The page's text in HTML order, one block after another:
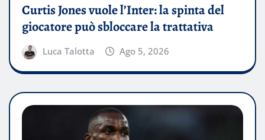
Curtis Jones vuole l’Inter: la spinta del
giocatore può sbloccare la trattativa
Luca Talotta Ago 5, 2026